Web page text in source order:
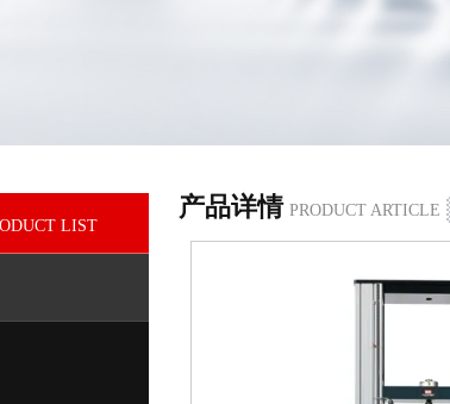
LIST
产品详情 PRODUCT ARTICLE